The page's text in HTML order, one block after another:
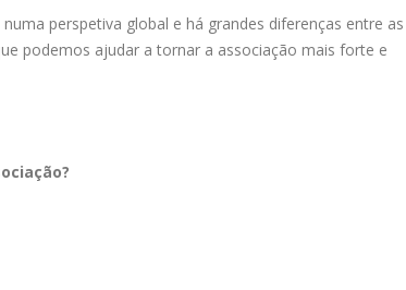
perspetiva global e há grandes diferenças entre as
podemos ajudar a tornar a associação mais forte e